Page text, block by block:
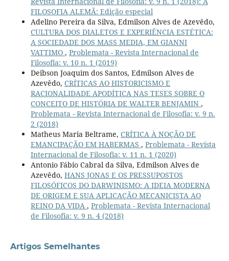
FILOSOFIA ALEMÃ: Edição especial
Adelino Pereira da Silva, Edmilson Alves de Azevêdo,
CULTURA DOS DIALETOS E EXPERIÊNCIA ESTÉTICA:
A SOCIEDADE DOS MASS MEDIA, EM GIANNI
VATTIMO , Problemata - Revista Internacional de
Filosofia: v. 10 n. 1 (2019)
Deibson Joaquim dos Santos, Edmilson Alves de
Azevêdo, CRÍTICAS AO HISTORICISMO E
RACIONALIDADE APODÍTICA NAS TESES SOBRE O
CONCEITO DE HISTÓRIA DE WALTER BENJAMIN ,
Problemata - Revista Internacional de Filosofia: v. 9 n.
2 (2018)
Matheus Maria Beltrame, CRÍTICA À NOÇÃO DE
EMANCIPAÇÃO EM HABERMAS , Problemata - Revista
Internacional de Filosofia: v. 11 n. 1 (2020)
Antonio Fábio Cabral da Silva, Edmilson Alves de
Azevêdo, HANS JONAS E OS PRESSUPOSTOS
FILOSÓFICOS DO DARWINISMO: A IDEIA MODERNA
DE ORIGEM E SUA APLICAÇÃO MECANICISTA AO
REINO DA VIDA , Problemata - Revista Internacional
de Filosofia: v. 9 n. 4 (2018)
Artigos Semelhantes